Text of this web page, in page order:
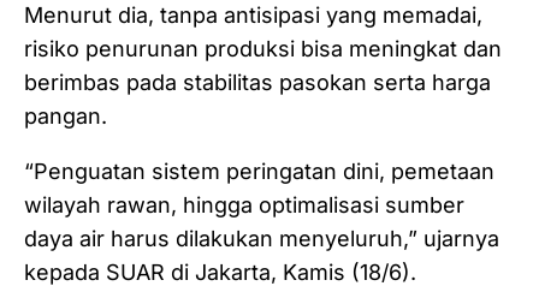
Menurut dia, tanpa antisipasi yang memadai,
risiko penurunan produksi bisa meningkat dan
berimbas pada stabilitas pasokan serta harga
pangan.
“Penguatan sistem peringatan dini, pemetaan
wilayah rawan, hingga optimalisasi sumber
daya air harus dilakukan menyeluruh,” ujarnya
kepada SUAR di Jakarta, Kamis (18/6).